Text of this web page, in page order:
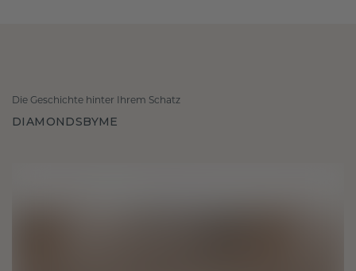
Die Geschichte hinter Ihrem Schatz
DIAMONDSBYME